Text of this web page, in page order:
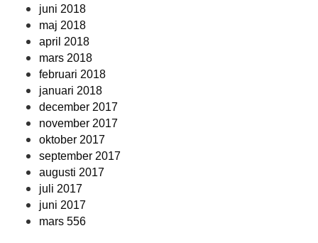
juni 2018
maj 2018
april 2018
mars 2018
februari 2018
januari 2018
december 2017
november 2017
oktober 2017
september 2017
augusti 2017
juli 2017
juni 2017
mars 556